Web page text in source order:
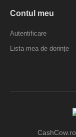
Contul meu
Autentificare
Lista mea de dorințe